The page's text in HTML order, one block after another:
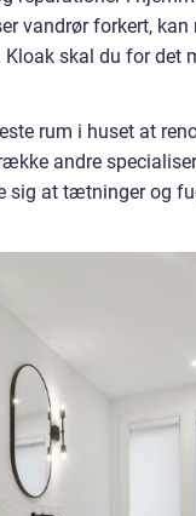
vandrør forkert, kan
skal du for det
rum i huset at
andre
sig at tætninger og